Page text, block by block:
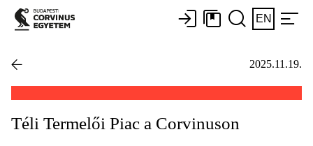
EN
2025.11.19.
Téli Termelői Piac a Corvinuson